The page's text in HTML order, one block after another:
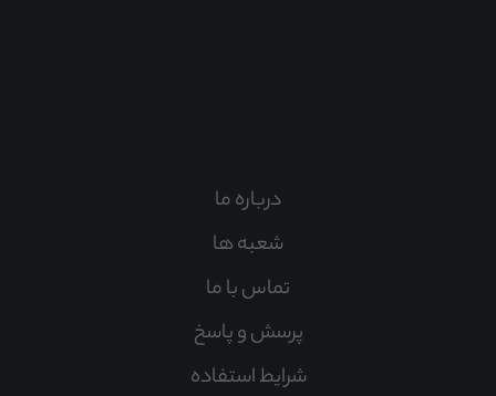
درباره ما
شعبه ها
تماس با ما
پرسش و پاسخ
شرایط استفاده